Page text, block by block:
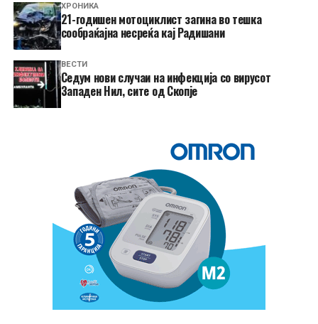
ХРОНИКА
21-годишен мотоциклист загина во тешка
сообраќајна несреќа кај Радишани
ВЕСТИ
Седум нови случаи на инфекција со вирусот
Западен Нил, сите од Скопје